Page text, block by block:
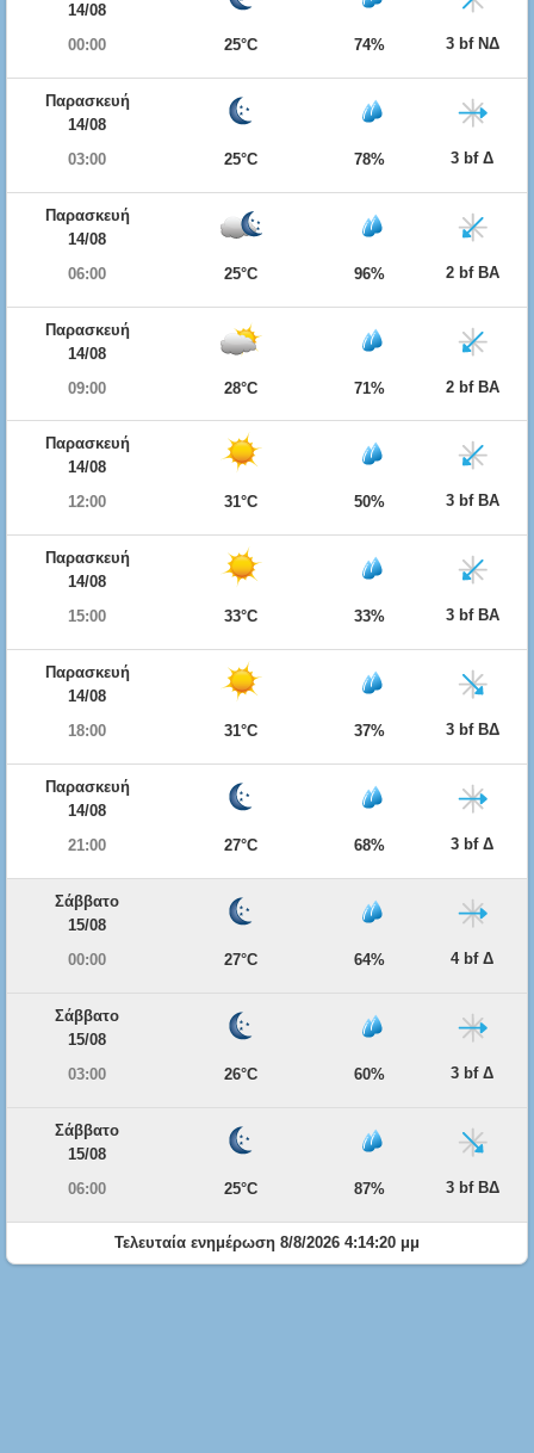
14/08
00:00
25°C 74% 3 bf ΝΔ
Παρασκευή
14/08
03:00
25°C 78% 3 bf Δ
Παρασκευή
14/08
06:00
25°C 96% 2 bf ΒΑ
Παρασκευή
14/08
09:00
28°C 71% 2 bf ΒΑ
Παρασκευή
14/08
12:00
31°C 50% 3 bf ΒΑ
Παρασκευή
14/08
15:00
33°C 33% 3 bf ΒΑ
Παρασκευή
14/08
18:00
31°C 37% 3 bf ΒΔ
Παρασκευή
14/08
21:00
27°C 68% 3 bf Δ
Σάββατο
15/08
00:00
27°C 64% 4 bf Δ
Σάββατο
15/08
03:00
26°C 60% 3 bf Δ
Σάββατο
15/08
06:00
25°C 87% 3 bf ΒΔ
Τελευταία ενημέρωση 8/8/2026 4:14:20 μμ